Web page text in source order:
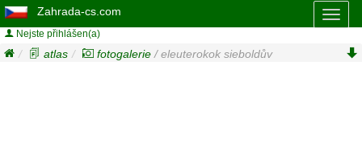
Zahrada-cs.com
Nejste přihlášen(a)
atlas fotogalerie / eleuterokok sieboldův